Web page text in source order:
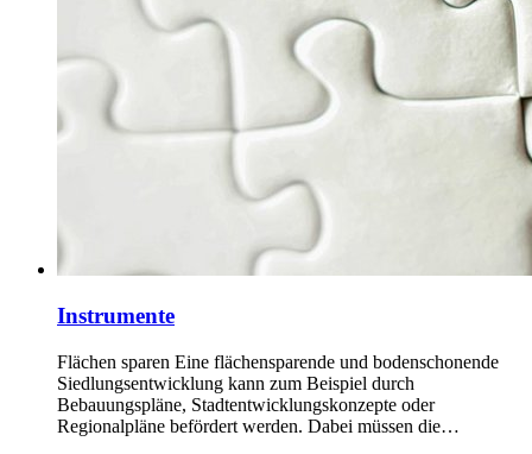
Instrumente
Flächen sparen Eine flächensparende und bodenschonende
Siedlungsentwicklung kann zum Beispiel durch
Bebauungspläne, Stadtentwicklungskonzepte oder
Regionalpläne befördert werden. Dabei müssen die…